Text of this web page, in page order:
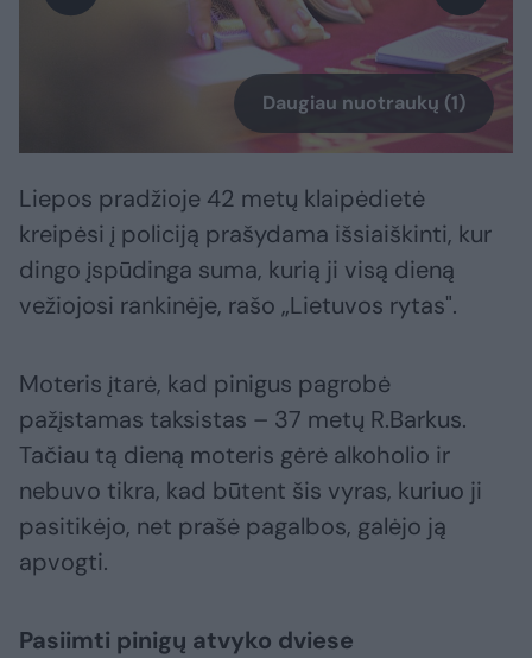
Daugiau nuotraukų (1)
Liepos pradžioje 42 metų klaipėdietė
kreipėsi į policiją prašydama išsiaiškinti, kur
dingo įspūdinga suma, kurią ji visą dieną
vežiojosi rankinėje, rašo „Lietuvos rytas".
Moteris įtarė, kad pinigus pagrobė
pažįstamas taksistas – 37 metų R.Barkus.
Tačiau tą dieną moteris gėrė alkoholio ir
nebuvo tikra, kad būtent šis vyras, kuriuo ji
pasitikėjo, net prašė pagalbos, galėjo ją
apvogti.
Pasiimti pinigų atvyko dviese